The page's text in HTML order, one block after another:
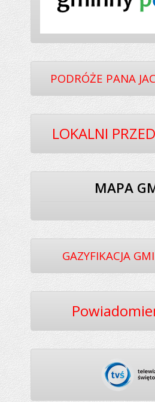
PODRÓŻE PANA
LOKALNI
MAPA
GAZYFIKACJA